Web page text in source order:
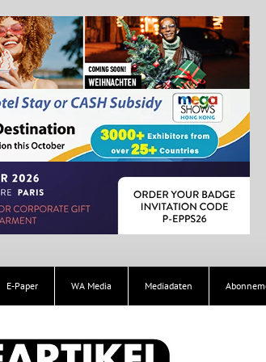
E-Paper WA Media Mediadaten